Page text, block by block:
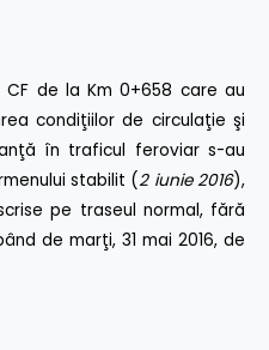
de la Km 0+658 care au
condiţiilor de circulaţie şi
în traficul feroviar s-au
stabilit (2 iunie 2016),
pe traseul normal, fără
de marţi, 31 mai 2016, de